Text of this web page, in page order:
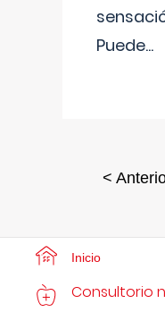
Puede...
<
Inicio
Consultorio